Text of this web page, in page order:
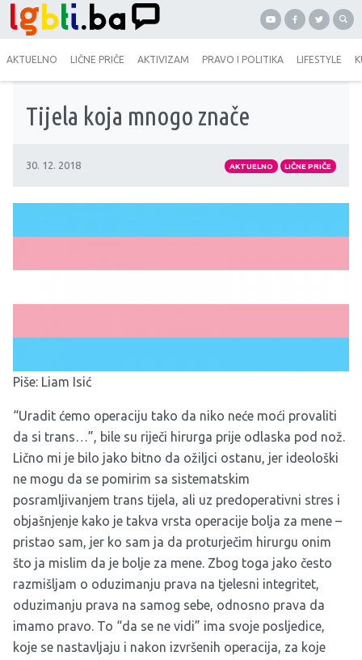
AKTUELNO LIČNE PRIČE AKTIVIZAM PRAVO I POLITIKA LIFESTYLE
Tijela koja mnogo znače
30. 12. 2018 AKTUELNO LIČNE PRIČE
Piše: Liam Isić
“Uradit ćemo operaciju tako da niko neće moći provaliti
da si trans…”, bile su riječi hirurga prije odlaska pod nož.
Lično mi je bilo jako bitno da ožiljci ostanu, jer ideološki
ne mogu da se pomirim sa sistematskim
posramljivanjem trans tijela, ali uz predoperativni stres i
objašnjenje kako je takva vrsta operacije bolja za mene –
pristao sam, jer ko sam ja da proturječim hirurgu onim
što ja mislim da je bolje za mene. Zbog toga jako često
razmišljam o oduzimanju prava na tjelesni integritet,
oduzimanju prava na samog sebe, odnosno prava da
imamo pravo. To “da se ne vidi” ima svoje posljedice,
koje se nastavljaju i nakon izvršenih operacija, za koje